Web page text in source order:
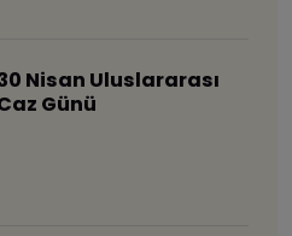
Nisan Uluslararası
Günü